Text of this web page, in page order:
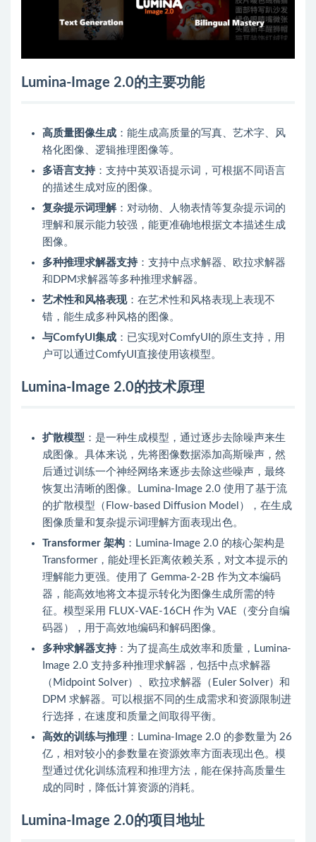
Lumina-Image 2.0的主要功能
高质量图像生成 ：能生成高质量的写真、艺术字、风
格化图像、逻辑推理图像等。
多语言支持：支持中英双语提示词，可根据不同语言
的描述生成对应的图像。
复杂提示词理解：对动物、人物表情等复杂提示词的
理解和展示能力较强，能更准确地根据文本描述生成
图像。
多种推理求解器支持：支持中点求解器、欧拉求解器
和DPM求解器等多种推理求解器。
艺术性和风格表现：在艺术性和风格表现上表现不
错，能生成多种风格的图像。
与ComfyUI集成 ：已实现对ComfyUI的原生支持，用
户可以通过ComfyUI直接使用该模型。
Lumina-Image 2.0的技术原理
扩散模型 ：是一种生成模型，通过逐步去除噪声来生
成图像。具体来说，先将图像数据添加高斯噪声，然
后通过训练一个神经网络来逐步去除这些噪声，最终
恢复出清晰的图像。Lumina-Image 2.0 使用了基于流
的扩散模型（Flow-based Diffusion Model），在生成
图像质量和复杂提示词理解方面表现出色。
Transformer 架构 ：Lumina-Image 2.0 的核心架构是
Transformer，能处理长距离依赖关系，对文本提示的
理解能力更强。使用了 Gemma-2-2B 作为文本编码
器，能高效地将文本提示转化为图像生成所需的特
征。模型采用 FLUX-VAE-16CH 作为 VAE（变分自编
码器），用于高效地编码和解码图像。
多种求解器支持：为了提高生成效率和质量，Lumina-
Image 2.0 支持多种推理求解器，包括中点求解器
（Midpoint Solver）、欧拉求解器（Euler Solver）和
DPM 求解器。可以根据不同的生成需求和资源限制进
行选择，在速度和质量之间取得平衡。
高效的训练与推理 ：Lumina-Image 2.0 的参数量为 26
亿，相对较小的参数量在资源效率方面表现出色。模
型通过优化训练流程和推理方法，能在保持高质量生
成的同时，降低计算资源的消耗。
Lumina-Image 2.0的项目地址